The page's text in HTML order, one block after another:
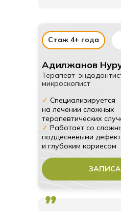
Стаж 4+ года
✓ Специализируется
на лечении сложных
терапевтических
✓ Работает со
поддесневыми
и глубоким кариесом
Терапевт-
микроскопист
Адилжанов
Индивидуальный